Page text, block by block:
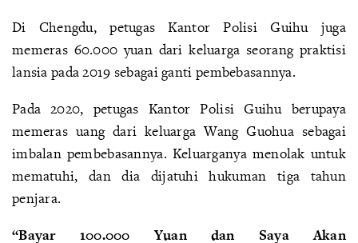
Di Chengdu, petugas Kantor Polisi Guihu juga
memeras 60.000 yuan dari keluarga seorang praktisi
lansia pada 2019 sebagai ganti pembebasannya.
Pada 2020, petugas Kantor Polisi Guihu berupaya
memeras uang dari keluarga Wang Guohua sebagai
imbalan pembebasannya. Keluarganya menolak untuk
mematuhi, dan dia dijatuhi hukuman tiga tahun
penjara.
“Bayar 100.000 Yuan dan Saya Akan